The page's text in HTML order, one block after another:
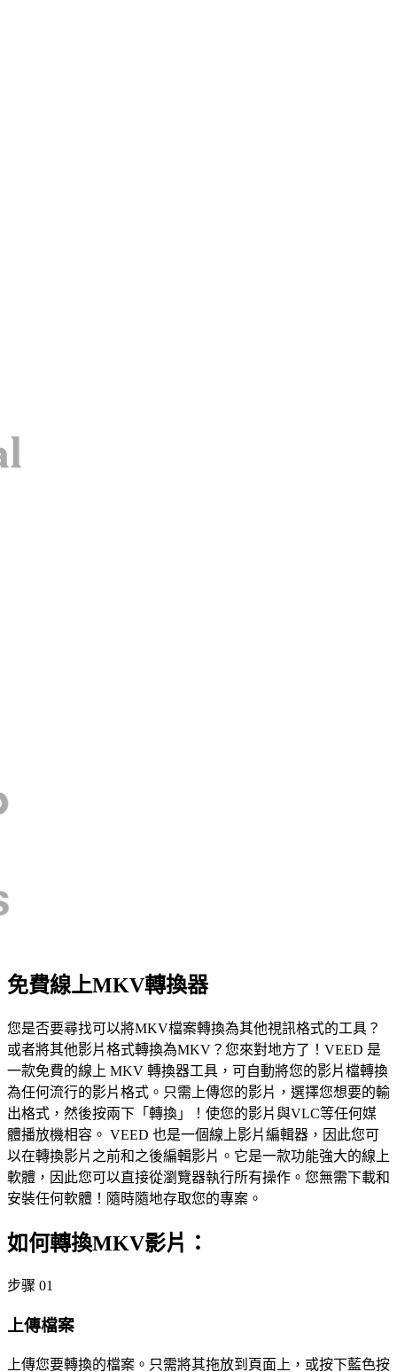
免費線上MKV轉換器
您是否要尋找可以將MKV檔案轉換為其他視訊格式的工具？
或者將其他影片格式轉換為MKV？您來對地方了！VEED 是
一款免費的線上 MKV 轉換器工具，可自動將您的影片檔轉換
為任何流行的影片格式。只需上傳您的影片，選擇您想要的輸
出格式，然後按兩下「轉換」！使您的影片與VLC等任何媒
體播放機相容。 VEED 也是一個線上影片編輯器，因此您可
以在轉換影片之前和之後編輯影片。它是一款功能強大的線上
軟體，因此您可以直接從瀏覽器執行所有操作。您無需下載和
安裝任何軟體！隨時隨地存取您的專案。
如何轉換MKV影片：
步骤 01
上傳檔案
上傳您要轉換的檔案。只需將其拖放到頁面上，或按下藍色按